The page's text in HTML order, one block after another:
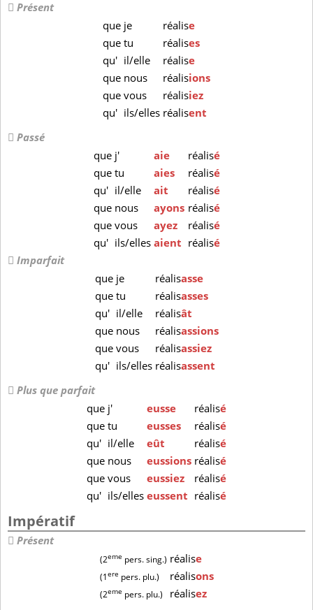
Présent
que je réalise
quetu réalises
qu' il/elle réalise
que nous réalisions
quevous réalisiez
qu' ils/elles réalisent
Passé
que j' aie réalisé
que tu aies réalisé
qu' il/elle ait réalisé
que nous ayons réalisé
que vous ayez réalisé
qu' ils/elles aient réalisé
Imparfait
que je réalisasse
que tu réalisasses
qu' il/elle réalisât
que nous réalisassions
que vous réalisassiez
qu' ils/elles réalisassent
Plus que parfait
que j' eusse réalisé
quetu eusses réalisé
qu' il/elle eût réalisé
que nous eussions réalisé
quevous eussiez réalisé
qu' ils/elleseussent réalisé
Impératif
Présent
(2eme pers. sing.) réalise
(1ere pers. plu.) réalisons
(2eme pers. plu.) réalisez